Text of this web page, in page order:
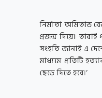
নির্মাতা অমিতাভ
প্রজন্ম দিয়ে।
সংহতি জানাই এ
মাধ্যমে প্রতিটি
ছেড়ে দিতে হবে।’